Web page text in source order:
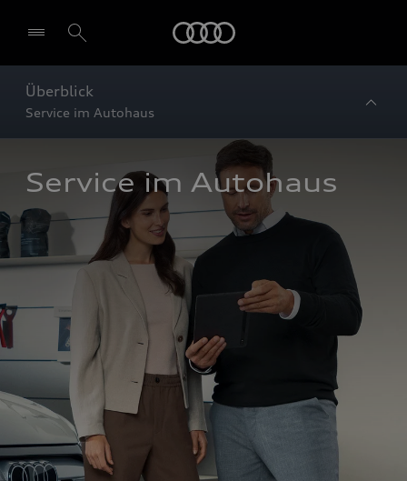
Überblick
Service im Autohaus
Service im Autohaus